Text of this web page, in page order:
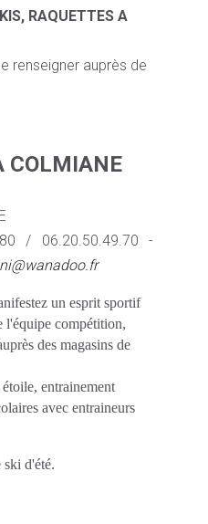
RAQUETTES A
renseigner auprès de
COLMIANE
/ 06.20.50.49.70 -
un esprit sportif
l'équipe compétition,
des magasins de
entrainement
avec entraineurs
ski d'été.